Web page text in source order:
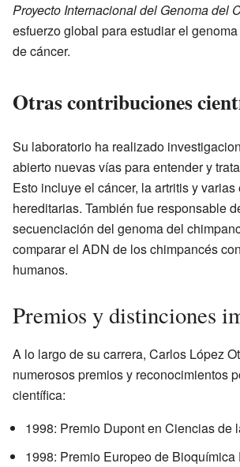
Proyecto Internacional del Genoma del
esfuerzo global para estudiar el
de cáncer.
Otras contribuciones
Su laboratorio ha realizado
abierto nuevas vías para entender y
Esto incluye el cáncer, la artritis y
hereditarias. También fue responsable
secuenciación del genoma del
comparar el ADN de los chimpancés
humanos.
Premios y distinciones
A lo largo de su carrera, Carlos López
numerosos premios y reconocimientos
científica:
1998: Premio Dupont en Ciencias de
1998: Premio Europeo de